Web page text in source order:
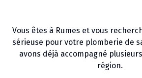
Vous êtes à Rumes et vous
sérieuse pour votre plomberie de
avons déjà accompagné
région.